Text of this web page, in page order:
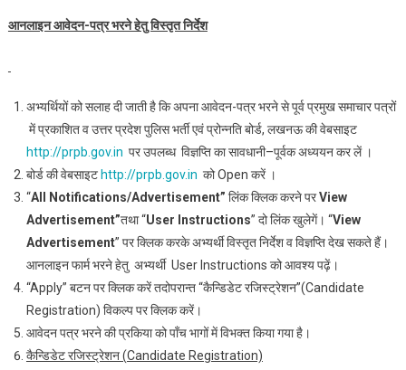
आनलाइन आवेदन-पत्र भरने हेतु विस्‍तृत निर्देश
अभ्‍यर्थियों को सलाह दी जाती है कि अपना आवेदन-पत्र भरने से पूर्व प्रमुख समाचार पत्रों
में प्रकाशित व उत्तर प्रदेश पुलिस भर्ती एवं प्रोन्नति बोर्ड, लखनऊ की वेबसाइट
http://prpb.gov.in पर उपलब्‍ध विज्ञप्ति का सावधानी–पूर्वक अध्‍ययन कर लें ।
बोर्ड की वेबसाइट http://prpb.gov.in को Open करें ।
“All Notifications/Advertisement” लिंक क्लिक करने परView
Advertisement”तथा “User Instructions” दो लिंक खुलेगें। “View
Advertisement” पर क्लिक करके अभ्‍यर्थी विस्‍तृत निर्देश व विज्ञप्ति देख सकते हैं।
आनलाइन फार्म भरने हेतु अभ्‍यर्थी User Instructions को आवश्‍य पढ़ें।
“Apply” बटन पर क्लिक करें तदोपरान्‍त “कैन्डिडेट रजिस्‍ट्रेशन”(Candidate
Registration) विकल्‍प पर क्लिक करें।
आवेदन पत्र भरने की प्रकिया को पॉंच भागों में विभक्‍त किया गया है।
कैन्डिडेट रजिस्‍ट्रेशन(Candidate Registration)